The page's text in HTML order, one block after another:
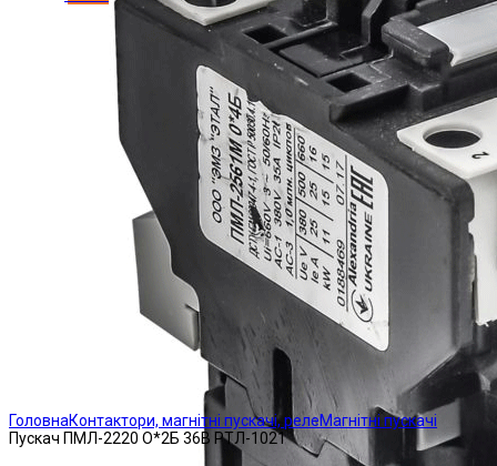
ГоловнаКонтактори, магнітні пускачі, релеМагнітні пускачі
Пускач ПМЛ-2220 О*2Б 36В РТЛ-1021